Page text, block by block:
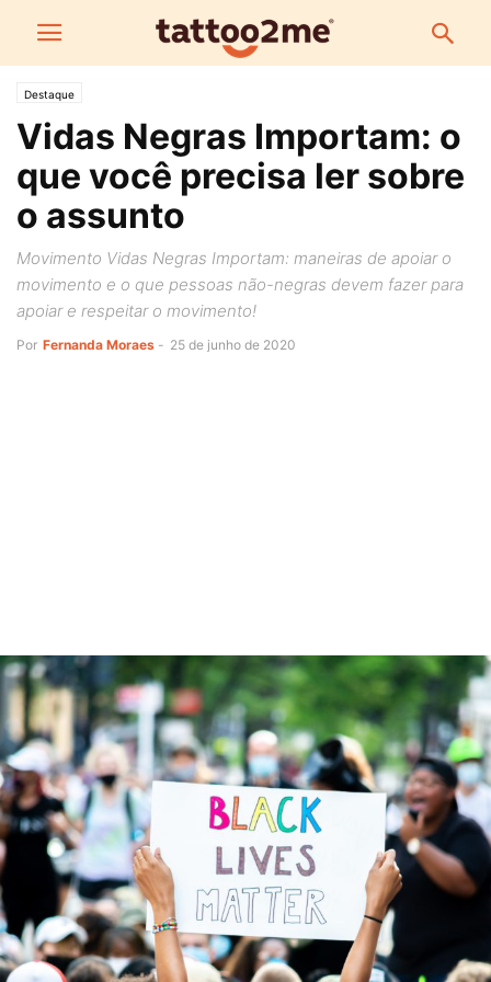
Destaque
Vidas Negras Importam: o
que você precisa ler sobre
o assunto
Movimento Vidas Negras Importam: maneiras de apoiar o
movimento e o que pessoas não-negras devem fazer para
apoiar e respeitar o movimento!
Por Fernanda Moraes - 25 de junho de 2020